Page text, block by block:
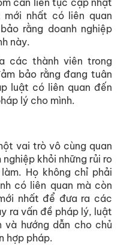
cần liên tục cập nhật
nhất có liên quan
rằng doanh nghiệp
này.
các thành viên trong
bảo rằng đang tuân
luật có liên quan đến
lý cho mình.
vai trò vô cùng quan
khỏi những rủi ro
Họ không chỉ phải
có liên quan mà còn
nhất để đưa ra các
ra vấn đề pháp lý, luật
hướng dẫn cho chủ
hợp pháp.